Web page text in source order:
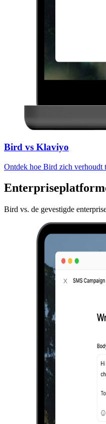
Bird vs Klaviyo
Ontdek hoe Bird zich verhoudt
Bird vs. de gevestigde